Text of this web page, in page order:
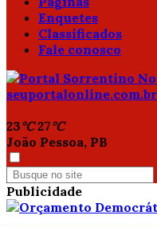
Enquetes
Classificados
Fale conosco
23°C 27°C
João Pessoa, PB
Publicidade